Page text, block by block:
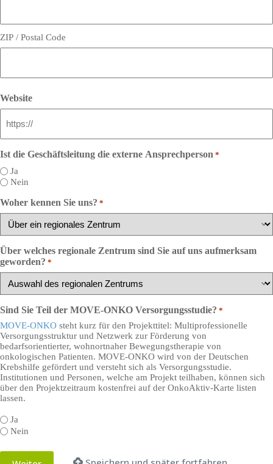
ZIP / Postal Code
Website
Ist die Geschäftsleitung die externe Ansprechperson *
Ja
Nein
Woher kennen Sie uns? *
Über welches regionale Zentrum sind Sie auf uns aufmerksam
geworden? *
Sind Sie Teil der MOVE-ONKO Versorgungsstudie? *
MOVE-ONKO steht kurz für den Projekttitel: Multiprofessionelle
Versorgungsstruktur und Netzwerk zur Förderung von
bedarfsorientierter, wohnortnaher Bewegungstherapie von
onkologischen Patienten. MOVE-ONKO wird von der Deutschen
Krebshilfe gefördert und versteht sich als Versorgungsstudie.
Institutionen und Personen, welche am Projekt teilhaben, können sich
über den Projektzeitraum kostenfrei auf der OnkoAktiv-Karte listen
lassen.
Ja
Nein